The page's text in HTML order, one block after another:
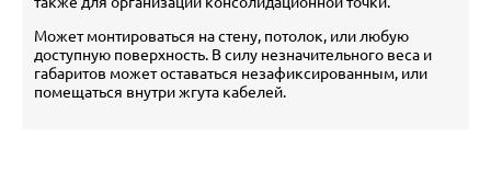
Может монтироваться на стену, потолок, или любую
доступную поверхность. В силу незначительного веса и
габаритов может оставаться незафиксированным, или
помещаться внутри жгута кабелей.